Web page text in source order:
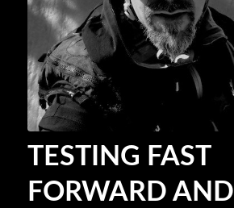
TESTING FAST
FORWARD AND